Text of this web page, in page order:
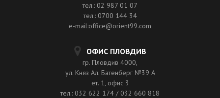
тел.: 02 987 01 07
тел.: 0700 144 34
e-mail:office@orient99.com
ОФИС ПЛОВДИВ
гр. Пловдив 4000,
ул. Княз Ал. Батенберг №39 A
ет. 1, офис 3
тел.: 032 622 174 / 032 660 818